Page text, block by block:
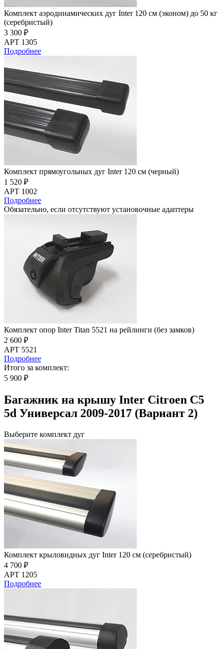
Комплект аэродинамических дуг Inter 120 см (эконом) до 50 кг
(серебристый)
3 300 ₽
АРТ 1305
Подробнее
Комплект прямоугольных дуг Inter 120 см (черный)
1 520 ₽
АРТ 1002
Подробнее
Обязательно, если отсутствуют установочные адаптеры
Комплект опор Inter Titan 5521 на рейлинги (без замков)
2 600 ₽
АРТ 5521
Подробнее
Итого за комплект:
5 900 ₽
Багажник на крышу Inter Citroen C5
5d Универсал 2009-2017 (Вариант 2)
Выберите комплект дуг
Комплект крыловидных дуг Inter 120 см (серебристый)
4 700 ₽
АРТ 1205
Подробнее